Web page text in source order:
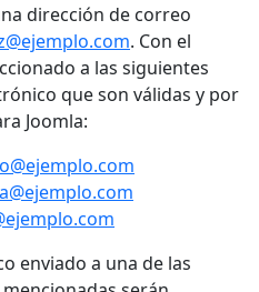
dirección de correo
. Con el
a las siguientes
que son válidas y por
Joomla:
enviado a una de las